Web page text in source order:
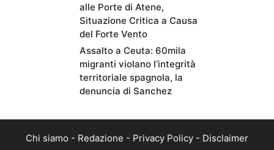
alle Porte di Atene,
Situazione Critica a Causa
del Forte Vento
Assalto a Ceuta: 60mila
migranti violano l’integrità
territoriale spagnola, la
denuncia di Sanchez
Chi siamo - Redazione - Privacy Policy - Disclaimer